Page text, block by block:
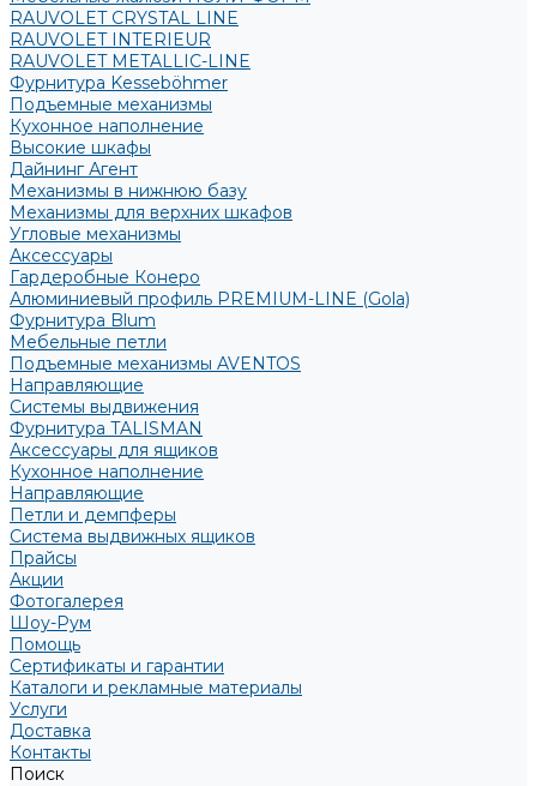
RAUVOLET CRYSTAL LINE
RAUVOLET INTERIEUR
RAUVOLET METALLIC-LINE
Фурнитура Kesseböhmer
Подъемные механизмы
Кухонное наполнение
Высокие шкафы
Дайнинг Агент
Механизмы в нижнюю базу
Механизмы для верхних шкафов
Угловые механизмы
Аксессуары
Гардеробные Конеро
Алюминиевый профиль PREMIUM-LINE (Gola)
Фурнитура Blum
Мебельные петли
Подъемные механизмы AVENTOS
Направляющие
Системы выдвижения
Фурнитура TALISMAN
Аксессуары для ящиков
Кухонное наполнение
Направляющие
Петли и демпферы
Система выдвижных ящиков
Прайсы
Акции
Фотогалерея
Шоу-Рум
Помощь
Сертификаты и гарантии
Каталоги и рекламные материалы
Услуги
Доставка
Контакты
Поиск